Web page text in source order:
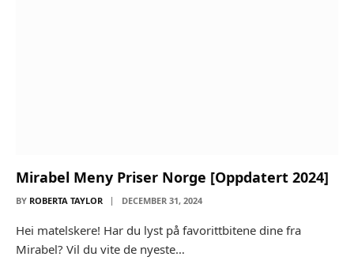
Mirabel Meny Priser Norge [Oppdatert 2024]
BY ROBERTA TAYLOR DECEMBER 31, 2024
Hei matelskere! Har du lyst på favorittbitene dine fra
Mirabel? Vil du vite de nyeste…